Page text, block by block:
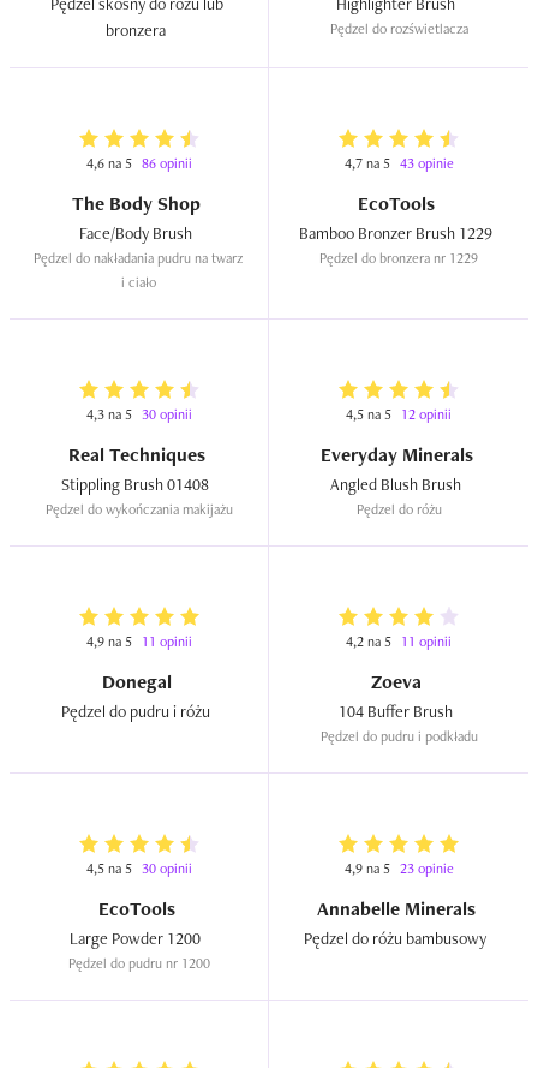
Pędzel do rozświetlacza
4,6 na 5 86 opinii
The Body Shop
Pędzel do nakładania pudru na twarz
i ciało
4,7 na 5 43 opinie
EcoTools
Pędzel do bronzera nr 1229
4,3 na 5 30 opinii
Real Techniques
Pędzel do wykończania makijażu
4,5 na 5 12 opinii
Everyday Minerals
Pędzel do różu
4,9 na 5 11 opinii
Donegal
4,2 na 5 11 opinii
Zoeva
Pędzel do pudru i podkładu
4,5 na 5 30 opinii
EcoTools
Pędzel do pudru nr 1200
4,9 na 5 23 opinie
Annabelle Minerals